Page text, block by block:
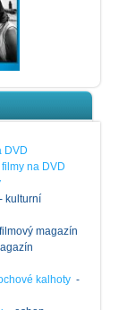
DVD
na DVD
- kulturní
magazín
kalhoty -